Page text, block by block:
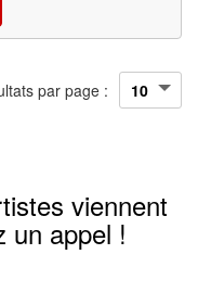
par page :
viennent
un appel !